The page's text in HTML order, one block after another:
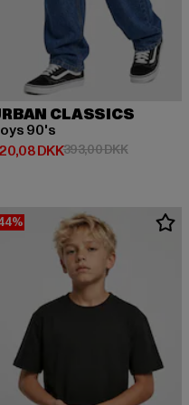
472,00 DKK
CLASSICS
90's
DKKpris: 220,08 DKK
393,00 DKK